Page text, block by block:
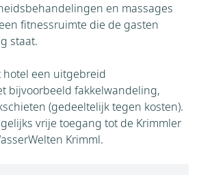
en massages
fitnessruimte die de gasten
staat.
een uitgebreid
bijvoorbeeld fakkelwandeling,
(gedeeltelijk tegen kosten).
vrije toegang tot de Krimmler
Krimml.